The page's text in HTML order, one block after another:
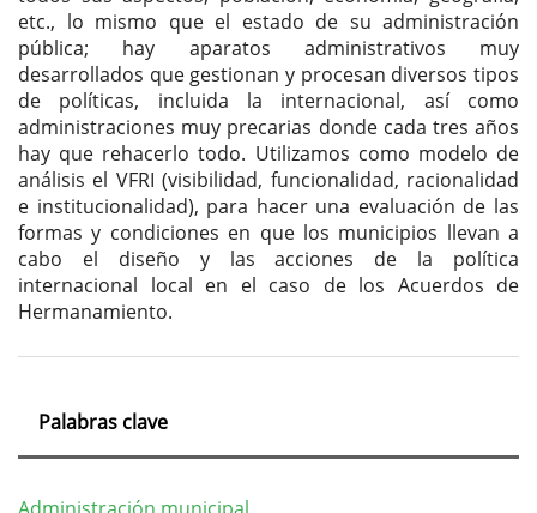
etc., lo mismo que el estado de su administración
pública; hay aparatos administrativos muy
desarrollados que gestionan y procesan diversos tipos
de políticas, incluida la internacional, así como
administraciones muy precarias donde cada tres años
hay que rehacerlo todo. Utilizamos como modelo de
análisis el VFRI (visibilidad, funcionalidad, racionalidad
e institucionalidad), para hacer una evaluación de las
formas y condiciones en que los municipios llevan a
cabo el diseño y las acciones de la política
internacional local en el caso de los Acuerdos de
Hermanamiento.
Palabras clave